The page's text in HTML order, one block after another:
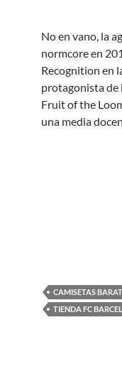
No en vano, la
normcore en
Recognition en
protagonista de
Fruit of the
una media
CAMISETAS
TIENDA FC